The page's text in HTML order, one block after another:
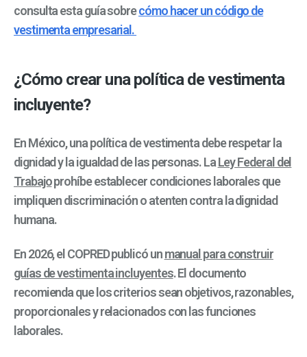
consulta esta guía sobrecómo hacer un código de
vestimenta empresarial.
¿Cómo crear una política de vestimenta
incluyente?
En México, una política de vestimenta debe respetar la
dignidad y la igualdad de las personas. LaLey Federal del
Trabajoprohíbe establecer condiciones laborales que
impliquen discriminación o atenten contra la dignidad
humana.
En 2026, el COPRED publicó unmanual para construir
guías de vestimenta incluyentes. El documento
recomienda que los criterios sean objetivos, razonables,
proporcionales y relacionados con las funciones
laborales.